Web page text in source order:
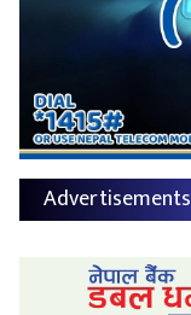
Advertisements